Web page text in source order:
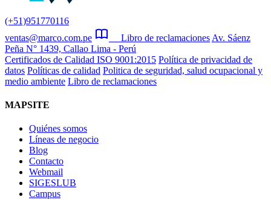
(+51)951770116
ventas@marco.com.pe
Libro de reclamaciones Av. Sáenz
Peña N° 1439, Callao Lima - Perú
Certificados de Calidad ISO 9001:2015 Política de privacidad de
datos Políticas de calidad Politica de seguridad, salud ocupacional y
medio ambiente Libro de reclamaciones
MAPSITE
Quiénes somos
Líneas de negocio
Blog
Contacto
Webmail
SIGESLUB
Campus